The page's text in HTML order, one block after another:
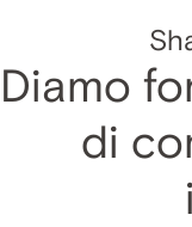
Diamo
di